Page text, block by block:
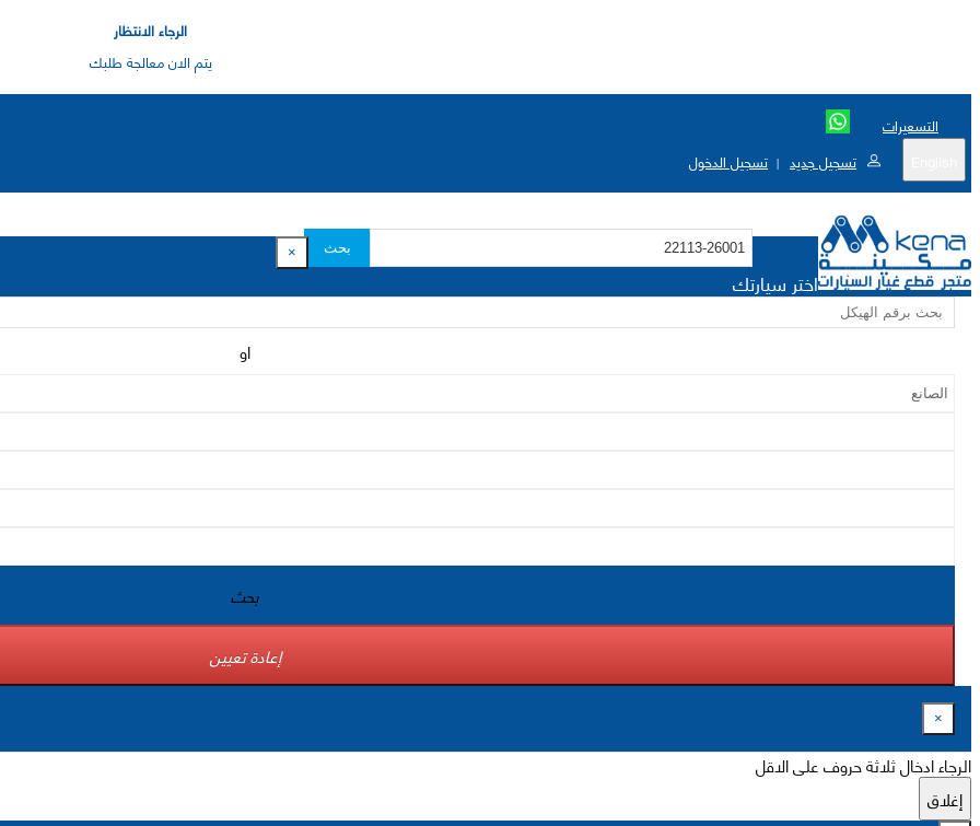
الرجاء الانتظار
يتم الان معالجة طلبك
التسعيرات
تسجيل جديد | تسجيل الدخول
بحث ×
اختر سيارتك
او
بحث
إعادة تعيين
×
الرجاء ادخال ثلاثة حروف على الاقل
إغلاق